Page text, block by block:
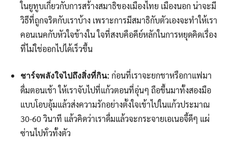
ในยูทูบเกี่ยวกับการสร้างสมาธิของเมืองไทย เมืองนอก น่าจะมี
วิธีที่ถูกจริตกับเราบ้าง เพราะการมีสมาธิกับตัวเองจะทำให้เรา
คอนเนคกับหัวใจข้างใน ใจที่สงบคือคีย์หลักในการหยุดคิดเรื่อง
ที่ไม่ใช่ออกไปได้เร็วขึ้น
ชาร์จพลังใจไปถึงสิ่งที่กิน: ก่อนที่เราจะยกชาหรือกาแฟมา
ดื่มตอนเช้า ให้เราจับไปที่แก้วตอนที่อุ่นๆ ถือขึ้นมาทั้งสองมือ
แบบโอบอุ้มแล้วส่งความรักอย่างตั้งใจเข้าไปในแก้วประมาณ
30-60 วินาที แล้วคิดว่าเราดื่มแล้วจะกระจายเอเนอจี้ดีๆ แผ่
ซ่านไปทั่วทั้งตัว